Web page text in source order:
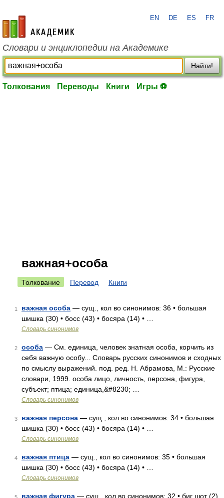
academic.ru
EN DE ES FR
Словари и энциклопедии на Академике
Найти!
Толкования Переводы Книги Игры ⚽
важная+особа
Толкование Перевод Книги
1 важная особа — сущ., кол во синонимов: 36 • большая
шишка (30) • босс (43) • босяра (14) • …
Словарь синонимов
2 особа — См. единица, человек знатная особа, корчить из
себя важную особу... Словарь русских синонимов и сходных
по смыслу выражений. под. ред. Н. Абрамова, М.: Русские
словари, 1999. особа лицо, личность, персона, фигура,
субъект; птица; единица,&#8230; …
Словарь синонимов
3 важная персона — сущ., кол во синонимов: 34 • большая
шишка (30) • босс (43) • босяра (14) • …
Словарь синонимов
4 важная птица — сущ., кол во синонимов: 35 • большая
шишка (30) • босс (43) • босяра (14) • …
Словарь синонимов
важная фигура — сущ., кол во синонимов: 32 • биг шот (2)